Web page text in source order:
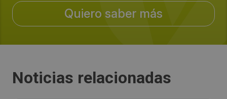
1201 S Figueroa St, Los Angeles, CA 90015
Fechas:
Quiero saber más
Noticias relacionadas